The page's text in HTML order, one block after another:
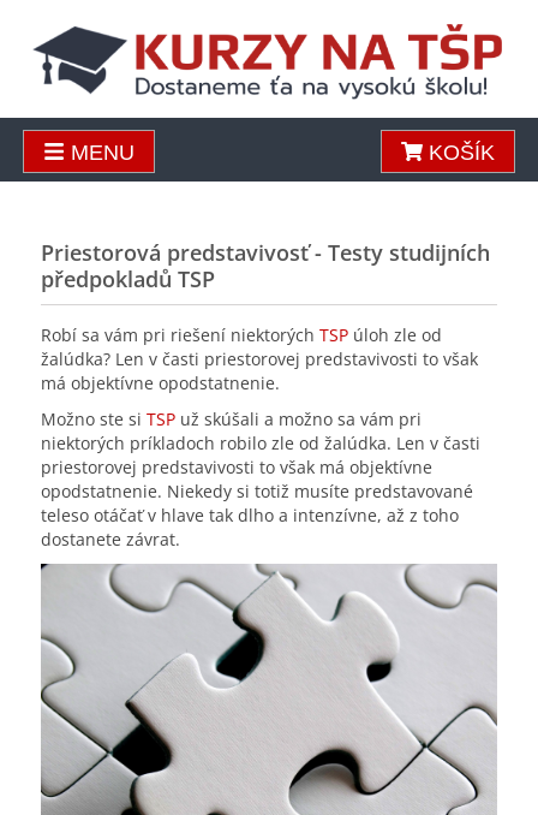
MENU KOŠÍK
Priestorová predstavivosť - Testy studijních
předpokladů TSP
Robí sa vám pri riešení niektorých TSPúloh zle od
žalúdka? Len v časti priestorovej predstavivosti to však
má objektívne opodstatnenie.
Možno ste si TSPuž skúšali a možno sa vám pri
niektorých príkladoch robilo zle od žalúdka. Len v časti
priestorovej predstavivosti to však má objektívne
opodstatnenie. Niekedy si totiž musíte predstavované
teleso otáčať v hlave tak dlho a intenzívne, až z toho
dostanete závrat.